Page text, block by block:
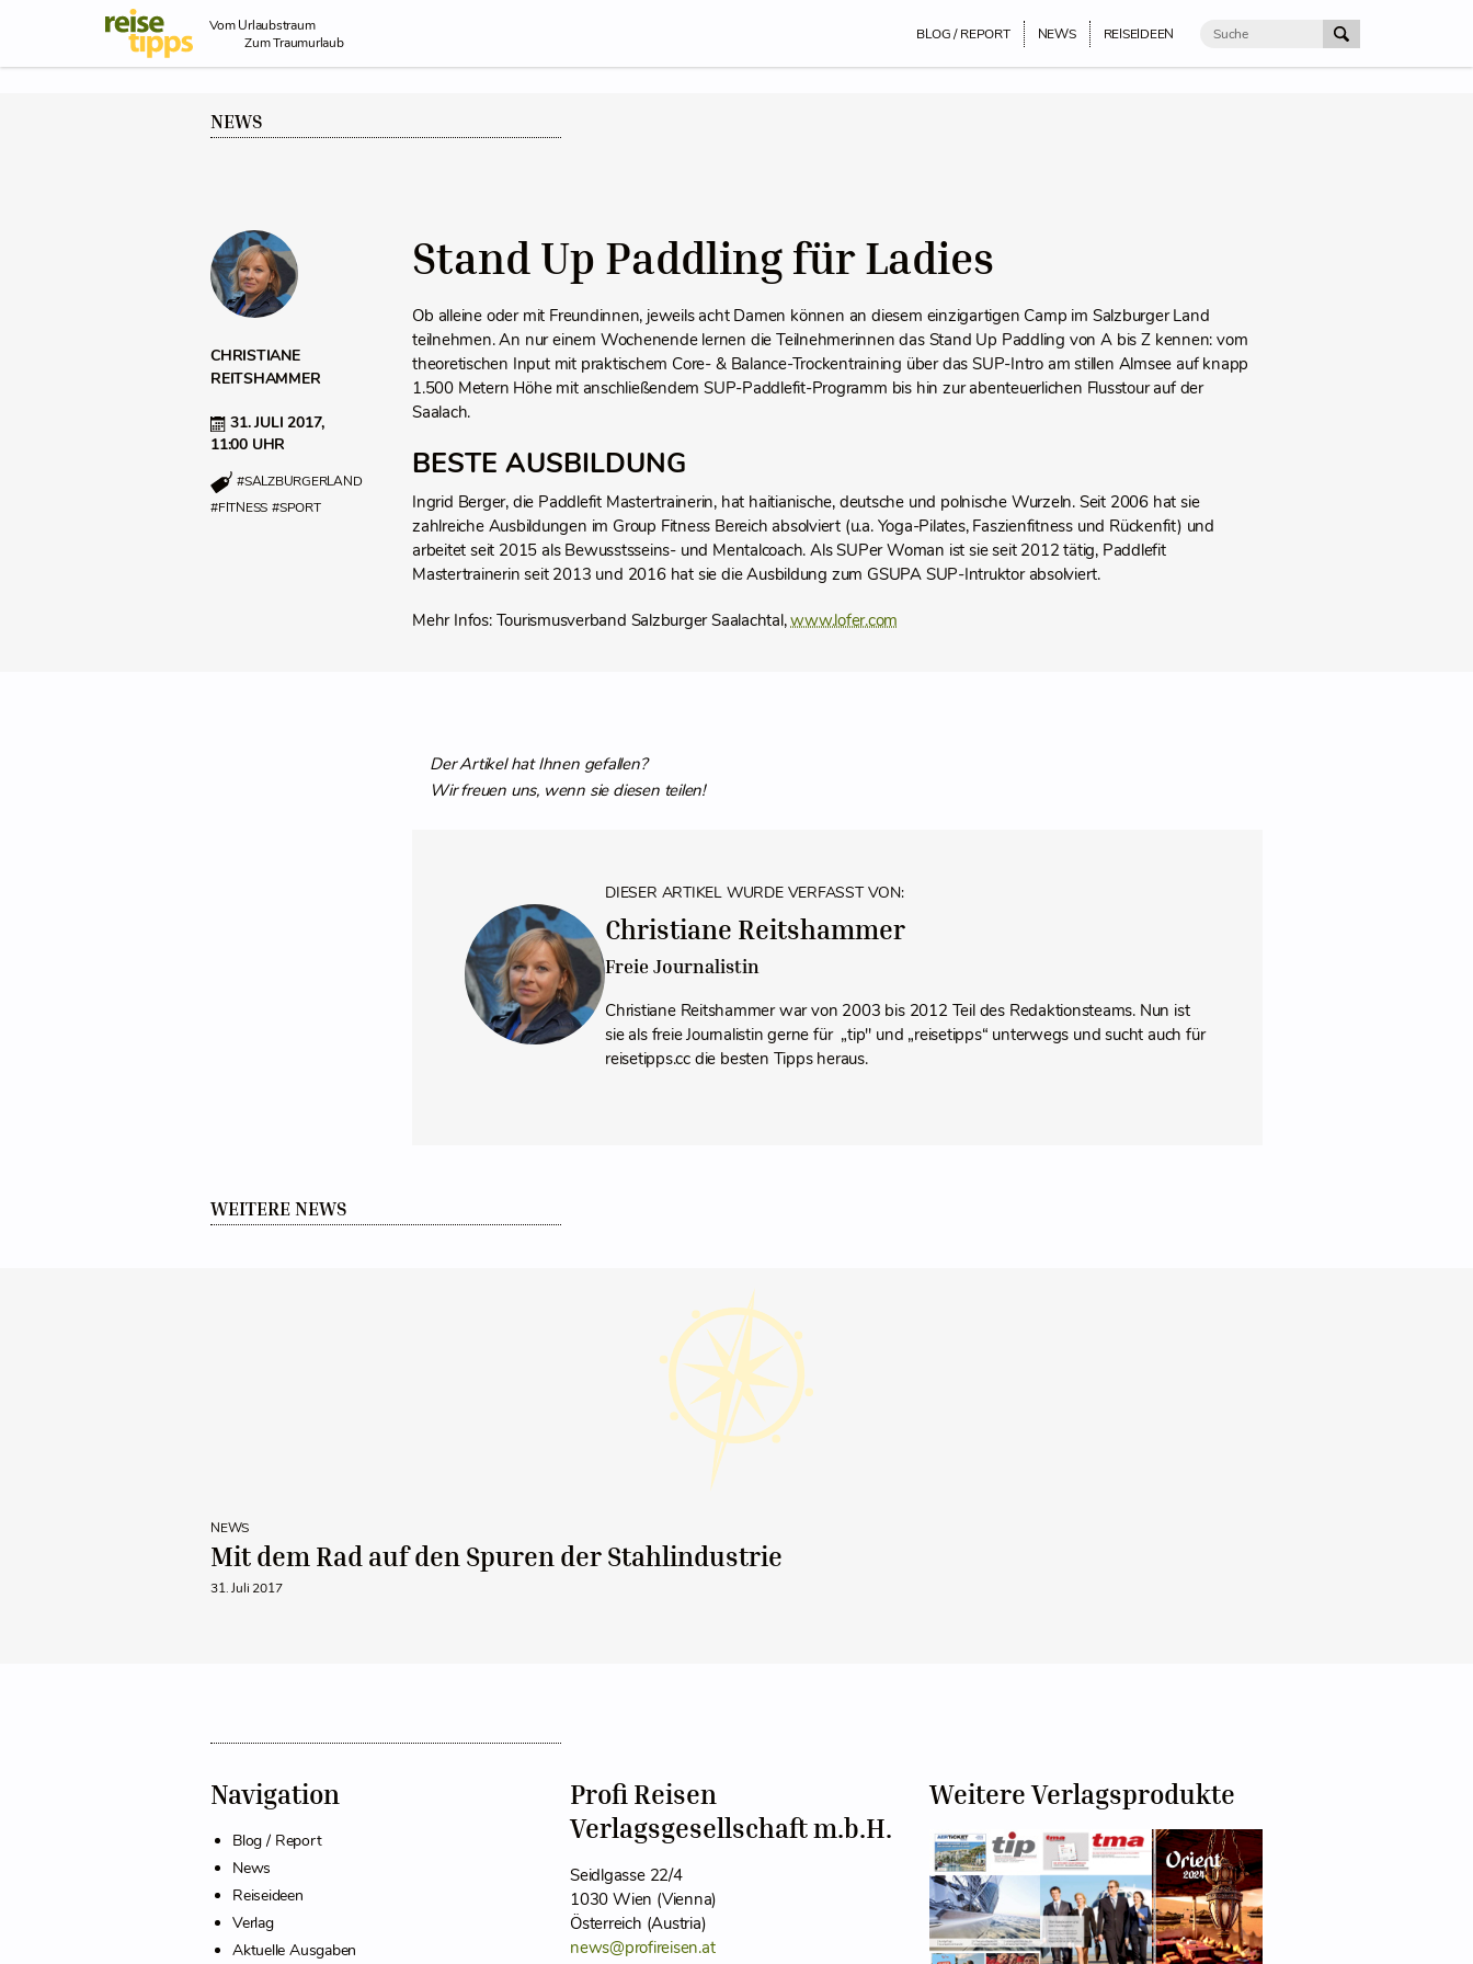
Skip to Content
Vom Urlaubstraum
Zum Traumurlaub
BLOG / REPORT NEWS REISEIDEEN
NEWS
CHRISTIANE
REITSHAMMER
31. JULI 2017,
11:00 UHR
#SALZBURGERLAND
#FITNESS #SPORT
Stand Up Paddling für Ladies
Ob alleine oder mit Freundinnen, jeweils acht Damen können an diesem einzigartigen Camp im Salzburger Land
teilnehmen. An nur einem Wochenende lernen die Teilnehmerinnen das Stand Up Paddling von A bis Z kennen: vom
theoretischen Input mit praktischem Core- & Balance-Trockentraining über das SUP-Intro am stillen Almsee auf knapp
1.500 Metern Höhe mit anschließendem SUP-Paddlefit-Programm bis hin zur abenteuerlichen Flusstour auf der
Saalach.
BESTE AUSBILDUNG
Ingrid Berger, die Paddlefit Mastertrainerin, hat haitianische, deutsche und polnische Wurzeln. Seit 2006 hat sie
zahlreiche Ausbildungen im Group Fitness Bereich absolviert (u.a. Yoga-Pilates, Faszienfitness und Rückenfit) und
arbeitet seit 2015 als Bewusstsseins- und Mentalcoach. Als SUPer Woman ist sie seit 2012 tätig, Paddlefit
Mastertrainerin seit 2013 und 2016 hat sie die Ausbildung zum GSUPA SUP-Intruktor absolviert.
Mehr Infos: Tourismusverband Salzburger Saalachtal,www.lofer.com
Der Artikel hat Ihnen gefallen?
Wir freuen uns, wenn sie diesen teilen!
DIESER ARTIKEL WURDE VERFASST VON:
Christiane Reitshammer
Freie Journalistin
Christiane Reitshammer war von 2003 bis 2012 Teil des Redaktionsteams. Nun ist
sie als freie Journalistin gerne für „tip" und „reisetipps“ unterwegs und sucht auch für
reisetipps.cc die besten Tipps heraus.
WEITERE NEWS
NEWS
Mit dem Rad auf den Spuren der Stahlindustrie
31. Juli 2017
Navigation
Blog / Report
News
Reiseideen
Verlag
Aktuelle Ausgaben
Profi Reisen
Verlagsgesellschaft m.b.H.
Seidlgasse 22/4
1030 Wien (Vienna)
Österreich (Austria)
news@profireisen.at
Weitere Verlagsprodukte